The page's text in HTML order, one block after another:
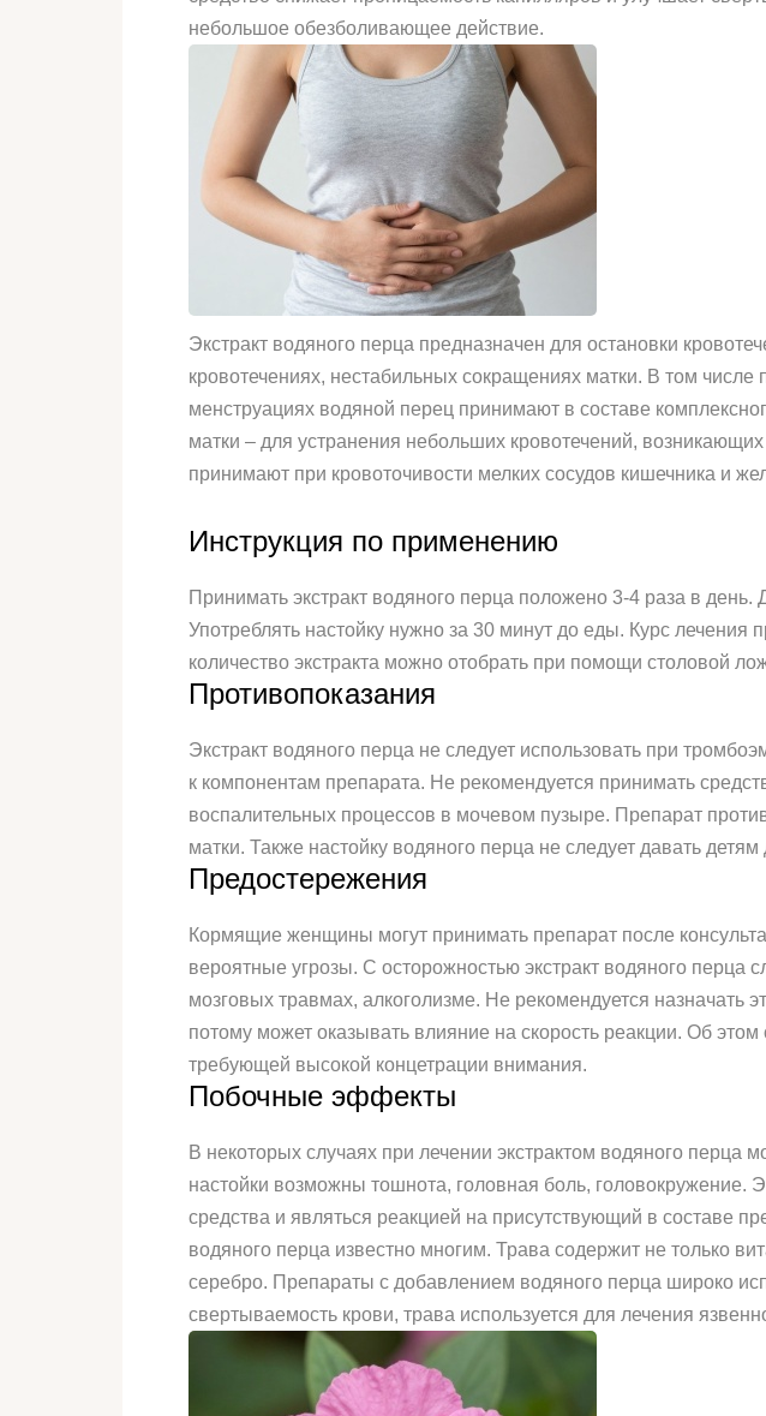
небольшое обезболивающее действие.
Экстракт водяного перца предназначен для остановки
кровотечениях, нестабильных сокращениях матки. В том
менструациях водяной перец принимают в составе
матки – для устранения небольших кровотечений,
принимают при кровоточивости мелких сосудов кишечника и
Инструкция по применению
Принимать экстракт водяного перца положено 3-4 раза в день.
Употреблять настойку нужно за 30 минут до еды. Курс лечения
количество экстракта можно отобрать при помощи столовой
Противопоказания
Экстракт водяного перца не следует использовать при
к компонентам препарата. Не рекомендуется принимать
воспалительных процессов в мочевом пузыре. Препарат
матки. Также настойку водяного перца не следует давать
Предостережения
Кормящие женщины могут принимать препарат после
вероятные угрозы. С осторожностью экстракт водяного перца
мозговых травмах, алкоголизме. Не рекомендуется назначать
потому может оказывать влияние на скорость реакции. Об
требующей высокой концетрации внимания.
Побочные эффекты
В некоторых случаях при лечении экстрактом водяного перца
настойки возможны тошнота, головная боль,
средства и являться реакцией на присутствующий в составе
водяного перца известно многим. Трава содержит не только
серебро. Препараты с добавлением водяного перца широко
свертываемость крови, трава используется для лечения